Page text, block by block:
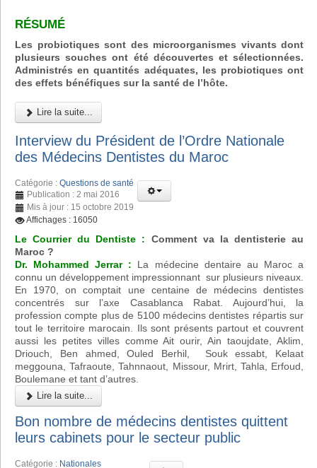
RÉSUMÉ
Les probiotiques sont des microorganismes vivants dont
plusieurs souches ont été découvertes et sélectionnées.
Administrés en quantités adéquates, les probiotiques ont
des effets bénéfiques sur la santé de l’hôte.
Lire la suite...
Interview du Président de l’Ordre Nationale
des Médecins Dentistes du Maroc
Catégorie : Questions de santé
Publication : 2 mai 2016
Mis à jour : 15 octobre 2019
Affichages : 16050
Le Courrier du Dentiste :
Comment va la dentisterie au
Maroc ?
Dr. Mohammed Jerrar : La médecine dentaire au Maroc a
connu un développement impressionnant sur plusieurs niveaux.
En 1970, on comptait une centaine de médecins dentistes
concentrés sur l’axe Casablanca Rabat. Aujourd’hui, la
profession compte plus de 5100 médecins dentistes répartis sur
tout le territoire marocain. Ils sont présents partout et couvrent
aussi les petites villes comme Ait ourir, Ain taoujdate, Aklim,
Driouch, Ben ahmed, Ouled Berhil, Souk essabt, Kelaat
meggouna, Tafraoute, Tahnnaout, Missour, Mrirt, Tahla, Erfoud,
Boulemane et tant d’autres.
Lire la suite...
Bon nombre de médecins dentistes quittent
leurs cabinets pour le secteur public
Catégorie : Nationales